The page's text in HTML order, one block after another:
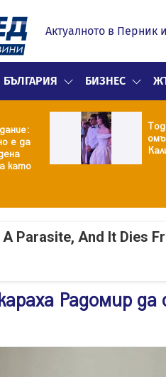
Актуалното в Перник
БЪЛГАРИЯ БИЗНЕС
е да
като
Parasite, And It Dies
Радомир да